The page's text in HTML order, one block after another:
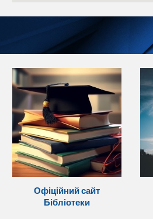
Офіційний сайт
Бібліотеки